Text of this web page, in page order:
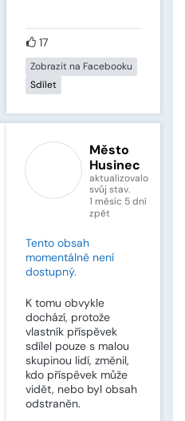
17
Zobrazit na Facebooku
Sdílet
Město
Husinec
aktualizovalo
svůj stav.
1 měsíc 5 dní
zpět
Tento obsah
momentálně není
dostupný.
K tomu obvykle
dochází, protože
vlastník příspěvek
sdílel pouze s malou
skupinou lidí, změnil,
kdo příspěvek může
vidět, nebo byl obsah
odstraněn.